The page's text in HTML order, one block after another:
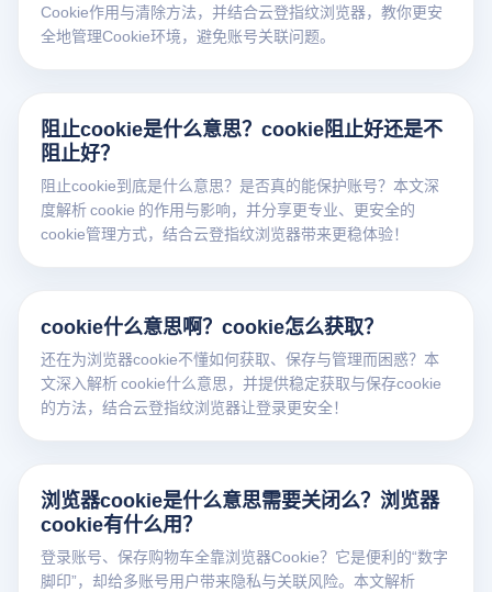
Cookie作用与清除方法，并结合云登指纹浏览器，教你更安
全地管理Cookie环境，避免账号关联问题。
阻止cookie是什么意思？cookie阻止好还是不
阻止好？
阻止cookie到底是什么意思？是否真的能保护账号？本文深
度解析 cookie 的作用与影响，并分享更专业、更安全的
cookie管理方式，结合云登指纹浏览器带来更稳体验！
cookie什么意思啊？cookie怎么获取？
还在为浏览器cookie不懂如何获取、保存与管理而困惑？本
文深入解析 cookie什么意思，并提供稳定获取与保存cookie
的方法，结合云登指纹浏览器让登录更安全！
浏览器cookie是什么意思需要关闭么？浏览器
cookie有什么用？
登录账号、保存购物车全靠浏览器Cookie？它是便利的“数字
脚印”，却给多账号用户带来隐私与关联风险。本文解析